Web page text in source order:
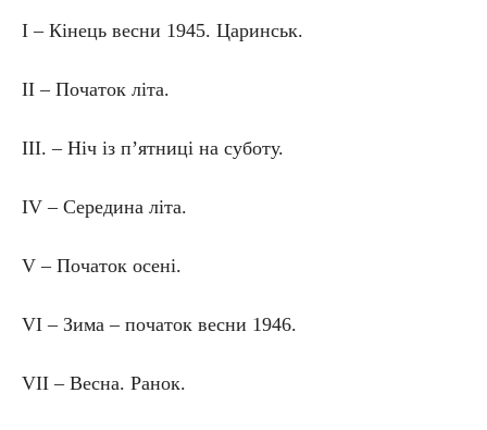
І – Кінець весни 1945. Царинськ.
ІІ – Початок літа.
ІІІ. – Ніч із п’ятниці на суботу.
IV – Середина літа.
V – Початок осені.
VI – Зима – початок весни 1946.
VII – Весна. Ранок.